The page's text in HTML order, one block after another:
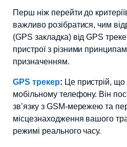
Перш ніж перейти до
важливо розібратися, чим
(GPS закладка) від GPS
пристрої з різними
призначенням.
GPS трекер: Це пристрій,
мобільному телефону. Він
зв’язку з GSM-мережею та
місцезнаходження вашого
режимі реального часу.